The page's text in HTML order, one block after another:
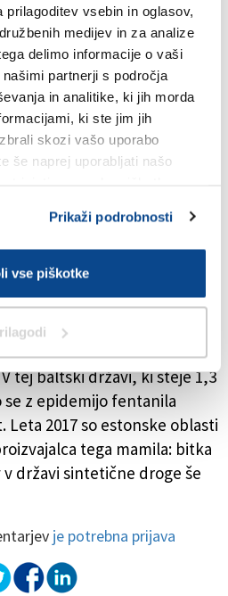
vsebin in oglasov,
medijev in za analize
delimo informacije o vaši
partnerji s področja
in analitike, ki jih morda
ki ste jim jih
skozi vašo uporabo
še naprej uporabljati našo
Prikaži podrobnosti
vse piškotke
letos opozorila tudi vodja
podjetja Asugi v
je potrdila, da so tudi tu že
zlorabe tovrstnih
prekomernih odmerkov
naraslo, v letu 2021 je
glavni motor tega
je ravno fentanil. Najbolj so
s heroina ali drugih drog
snov, na katero niso
v glavnem prizanesel, edina
tej baltski državi, ki šteje 1,3
z epidemijo fentanila
2017 so estonske oblasti
tega mamila: bitka
državi sintetične droge še
je potrebna prijava